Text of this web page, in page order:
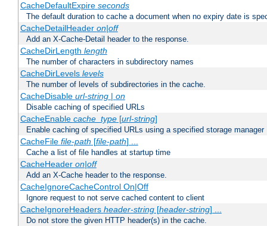
CacheDefaultExpire seconds
The default duration to cache a document when no expiry date is
CacheDetailHeader on|off
Add an X-Cache-Detail header to the response.
CacheDirLength length
The number of characters in subdirectory names
CacheDirLevels levels
The number of levels of subdirectories in the cache.
CacheDisable url-string| on
Disable caching of specified URLs
CacheEnable cache_type[url-string]
Enable caching of specified URLs using a specified storage manager
CacheFile file-path [file-path] ...
Cache a list of file handles at startup time
CacheHeader on|off
Add an X-Cache header to the response.
CacheIgnoreCacheControl On|Off
Ignore request to not serve cached content to client
CacheIgnoreHeaders header-string[header-string] ...
Do not store the given HTTP header(s) in the cache.